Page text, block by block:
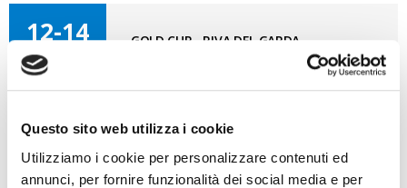
Questo sito web utilizza i cookie
Utilizziamo i cookie per personalizzare contenuti ed
annunci, per fornire funzionalità dei social media e per
12-14 GOLD CUP - RIVA DEL GARDA
Ago
MARINA DI RAVENNA